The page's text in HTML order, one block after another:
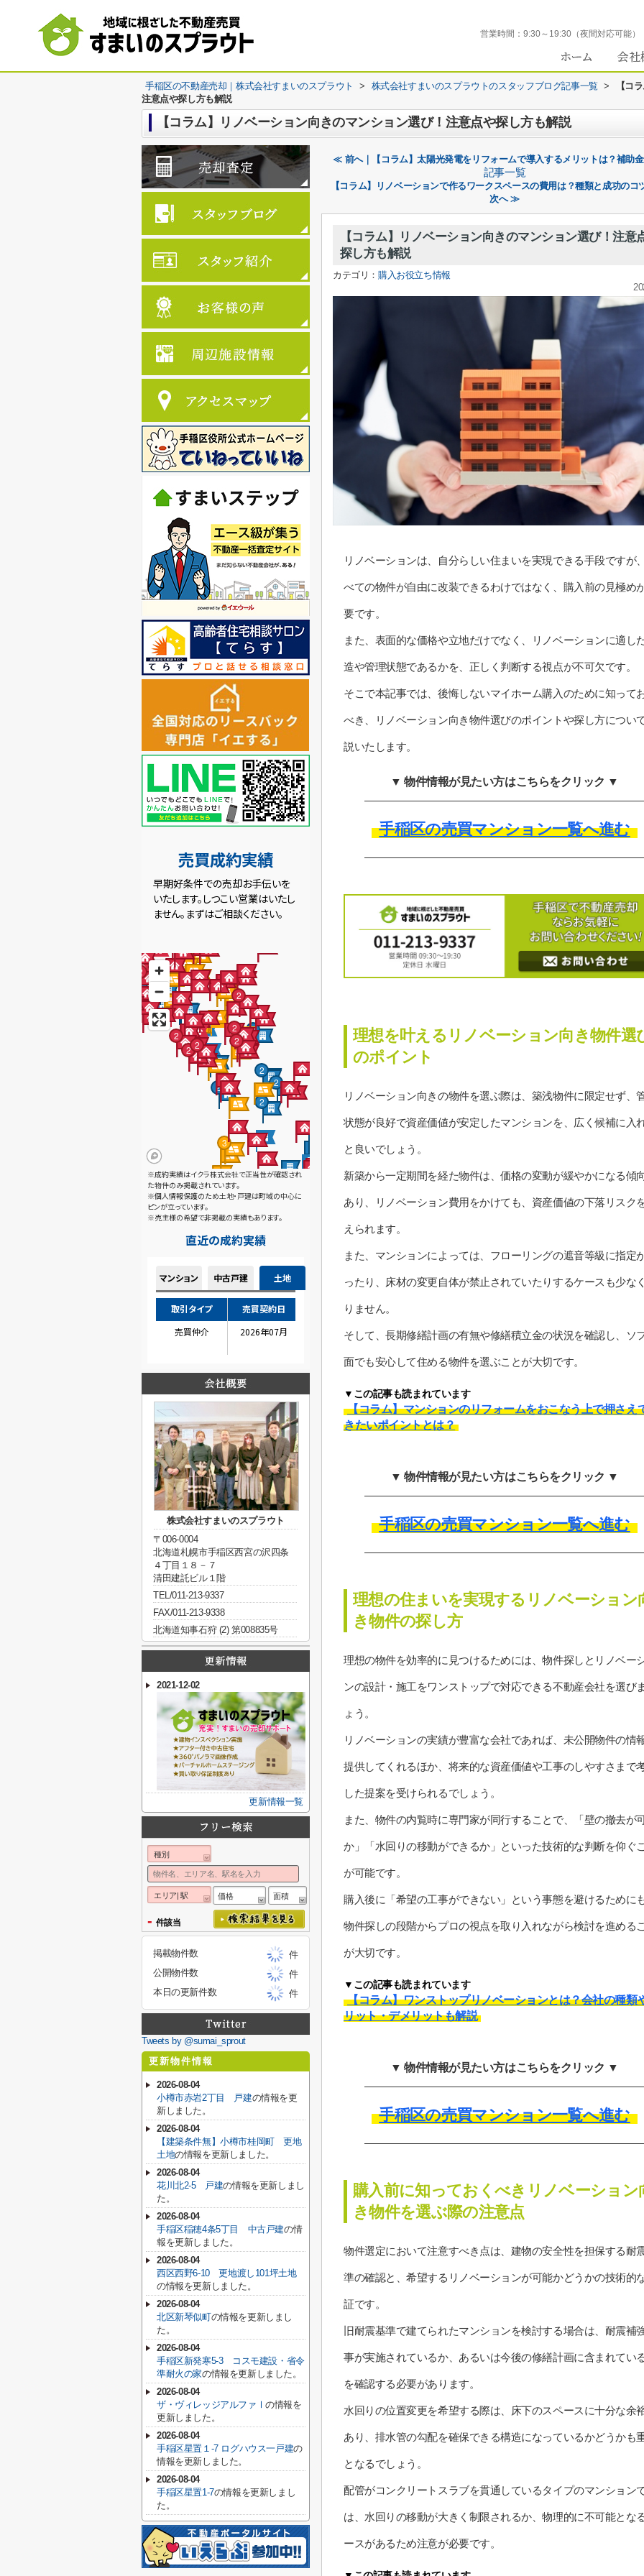
営業時間： 9:30～19:30（夜間対応可能）
手稲区の不動産売却｜株式会社すまいのスプラウト > 株式会社すまいのスプラウトのスタッフブログ記事一覧 >
【コ
注意点や探し方も解説
【コラム】リノベーション向きのマンション選び！注意点や探し方も解説
≪ 前へ｜【コラム】太陽光発電をリフォームで導入するメリットは？補助
記事一覧
【コラム】リノベーションで作るワークスペースの費用は？種類と成功のコ
次へ ≫
【コラム】リノベーション向きのマンション選び！注意
探し方も解説
カテゴリ：購入お役立ち情報
リノベーションは、自分らしい住まいを実現できる手段ですが
べての物件が自由に改装できるわけではなく、購入前の見極め
要です。
また、表面的な価格や立地だけでなく、リノベーションに適し
造や管理状態であるかを、正しく判断する視点が不可欠です。
そこで本記事では、後悔しないマイホーム購入のために知って
べき、リノベーション向き物件選びのポイントや探し方につい
説いたします。
▼ 物件情報が見たい方はこちらをクリック ▼
手稲区の売買マンション一覧へ進む
理想を叶えるリノベーション向き物件選
のポイント
リノベーション向きの物件を選ぶ際は、築浅物件に限定せず、
状態が良好で資産価値が安定したマンションを、広く候補に入
と良いでしょう。
新築から一定期間を経た物件は、価格の変動が緩やかになる傾
あり、リノベーション費用をかけても、資産価値の下落リスク
えられます。
また、マンションによっては、フローリングの遮音等級に指定
ったり、床材の変更自体が禁止されていたりするケースも少な
りません。
そして、長期修繕計画の有無や修繕積立金の状況を確認し、ソ
面でも安心して住める物件を選ぶことが大切です。
▼この記事も読まれています
【コラム】マンションのリフォームをおこなう上で押さえ
きたいポイントとは？
▼ 物件情報が見たい方はこちらをクリック ▼
手稲区の売買マンション一覧へ進む
理想の住まいを実現するリノベーション
き物件の探し方
理想の物件を効率的に見つけるためには、物件探しとリノベー
ンの設計・施工をワンストップで対応できる不動産会社を選び
ょう。
リノベーションの実績が豊富な会社であれば、未公開物件の情
提供してくれるほか、将来的な資産価値や工事のしやすさまで
した提案を受けられるでしょう。
また、物件の内覧時に専門家が同行することで、「壁の撤去が
か」「水回りの移動ができるか」といった技術的な判断を仰ぐ
が可能です。
購入後に「希望の工事ができない」という事態を避けるためにも
物件探しの段階からプロの視点を取り入れながら検討を進める
が大切です。
▼この記事も読まれています
【コラム】ワンストップリノベーションとは？会社の種類
リット・デメリットも解説
▼ 物件情報が見たい方はこちらをクリック ▼
手稲区の売買マンション一覧へ進む
購入前に知っておくべきリノベーション
き物件を選ぶ際の注意点
物件選定において注意すべき点は、建物の安全性を担保する耐
準の確認と、希望するリノベーションが可能かどうかの技術的
証です。
旧耐震基準で建てられたマンションを検討する場合は、耐震補
事が実施されているか、あるいは今後の修繕計画に含まれてい
を確認する必要があります。
水回りの位置変更を希望する際は、床下のスペースに十分な余
あり、排水管の勾配を確保できる構造になっているかどうかも
となるでしょう。
配管がコンクリートスラブを貫通しているタイプのマンション
は、水回りの移動が大きく制限されるか、物理的に不可能とな
ースがあるため注意が必要です。
株式会社すまいのスプラウト
〒006-0004
北海道札幌市手稲区西宮の沢四条
４丁目１８－７
清田建託ビル１階
TEL/011-213-9337
FAX/011-213-9338
北海道知事石狩 (2) 第008835号
2021-12-02
更新情報一覧
種別
エリア| 駅 価格 面積
- 件該当
掲載物件数
件
公開物件数
件
本日の更新件数
件
Tweets by @sumai_sprout
更新物件情報
2026-08-04
小樽市赤岩2丁目 戸建の情報を更
新しました。
2026-08-04
【建築条件無】小樽市桂岡町 更地
土地の情報を更新しました。
2026-08-04
花川北2-5 戸建の情報を更新しまし
た。
2026-08-04
手稲区稲穂4条5丁目 中古戸建の情
報を更新しました。
2026-08-04
西区西野6-10 更地渡し101坪土地
の情報を更新しました。
2026-08-04
北区新琴似町の情報を更新しまし
た。
2026-08-04
手稲区新発寒5-3 コスモ建設・省令
準耐火の家の情報を更新しました。
2026-08-04
ザ・ヴィレッジアルファⅠの情報を
更新しました。
2026-08-04
手稲区星置１-7 ログハウス一戸建の
情報を更新しました。
2026-08-04
手稲区星置1-7の情報を更新しまし
た。